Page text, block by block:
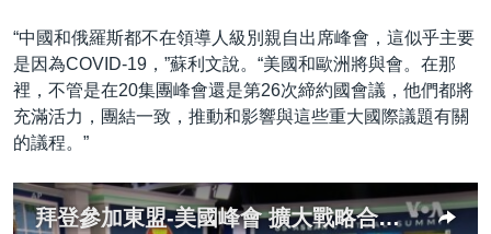
“中國和俄羅斯都不在領導人級別親自出席峰會，這似乎主要
是因為COVID-19，”蘇利文說。“美國和歐洲將與會。在那
裡，不管是在20集團峰會還是第26次締約國會議，他們都將
充滿活力，團結一致，推動和影響與這些重大國際議題有關
的議程。”
拜登參加東盟-美國峰會 擴大戰略合作夥伴關係